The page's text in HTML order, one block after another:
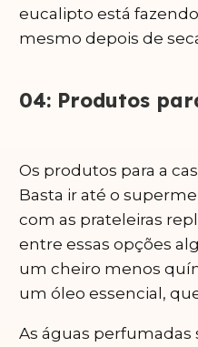
eucalipto está
mesmo depois de
04: Produtos
Os produtos para a
Basta ir até o
com as prateleiras
entre essas opções
um cheiro menos
um óleo essencial,
As águas perfumadas